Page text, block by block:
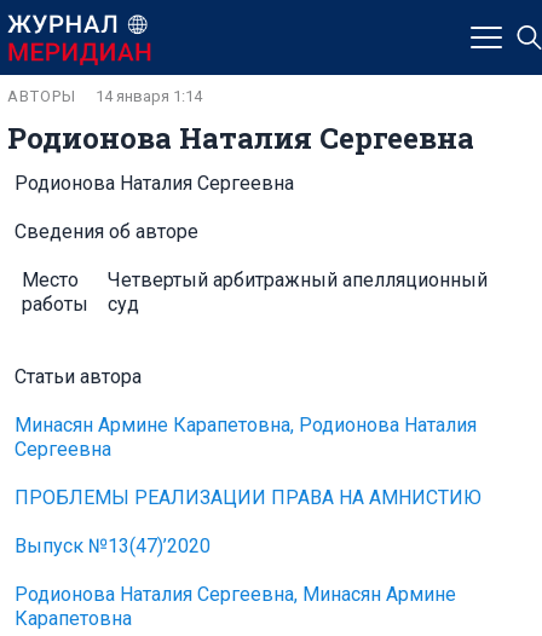
Родионова Наталия Сергеевна
АВТОРЫ 14 января 1:14
Родионова Наталия Сергеевна
Сведения об авторе
Место
работы
Четвертый арбитражный апелляционный
суд
Статьи автора
Минасян Армине Карапетовна, Родионова Наталия
Сергеевна
ПРОБЛЕМЫ РЕАЛИЗАЦИИ ПРАВА НА АМНИСТИЮ
Выпуск №13(47)’2020
Родионова Наталия Сергеевна, Минасян Армине
Карапетовна